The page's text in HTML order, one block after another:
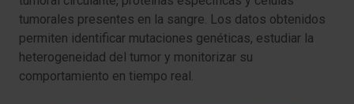
tumorales presentes en la sangre. Los datos obtenidos
permiten identificar mutaciones genéticas, estudiar la
heterogeneidad del tumor y monitorizar su
comportamiento en tiempo real.